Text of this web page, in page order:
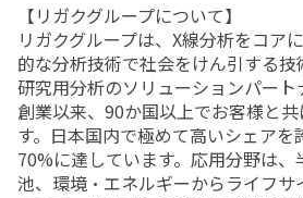
【リガクグループについて】
リガクグループは、X線分析をコア
的な分析技術で社会をけん引する技
研究用分析のソリューションパー
創業以来、90か国以上でお客様と
す。日本国内で極めて高いシェアを
70%に達しています。応用分野は
池、環境・エネルギーからライフ